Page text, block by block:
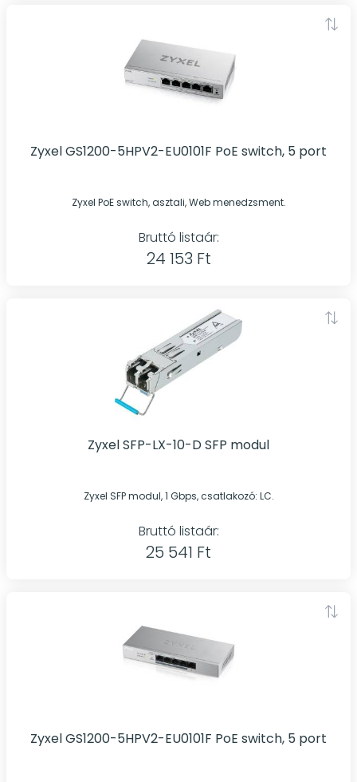
Zyxel GS1200-5HPV2-EU0101F PoE switch, 5 port
Zyxel PoE switch, asztali, Web menedzsment.
Bruttó listaár:
24 153 Ft
Zyxel SFP-LX-10-D SFP modul
Zyxel SFP modul, 1 Gbps, csatlakozó: LC.
Bruttó listaár:
25 541 Ft
Zyxel GS1200-5HPV2-EU0101F PoE switch, 5 port